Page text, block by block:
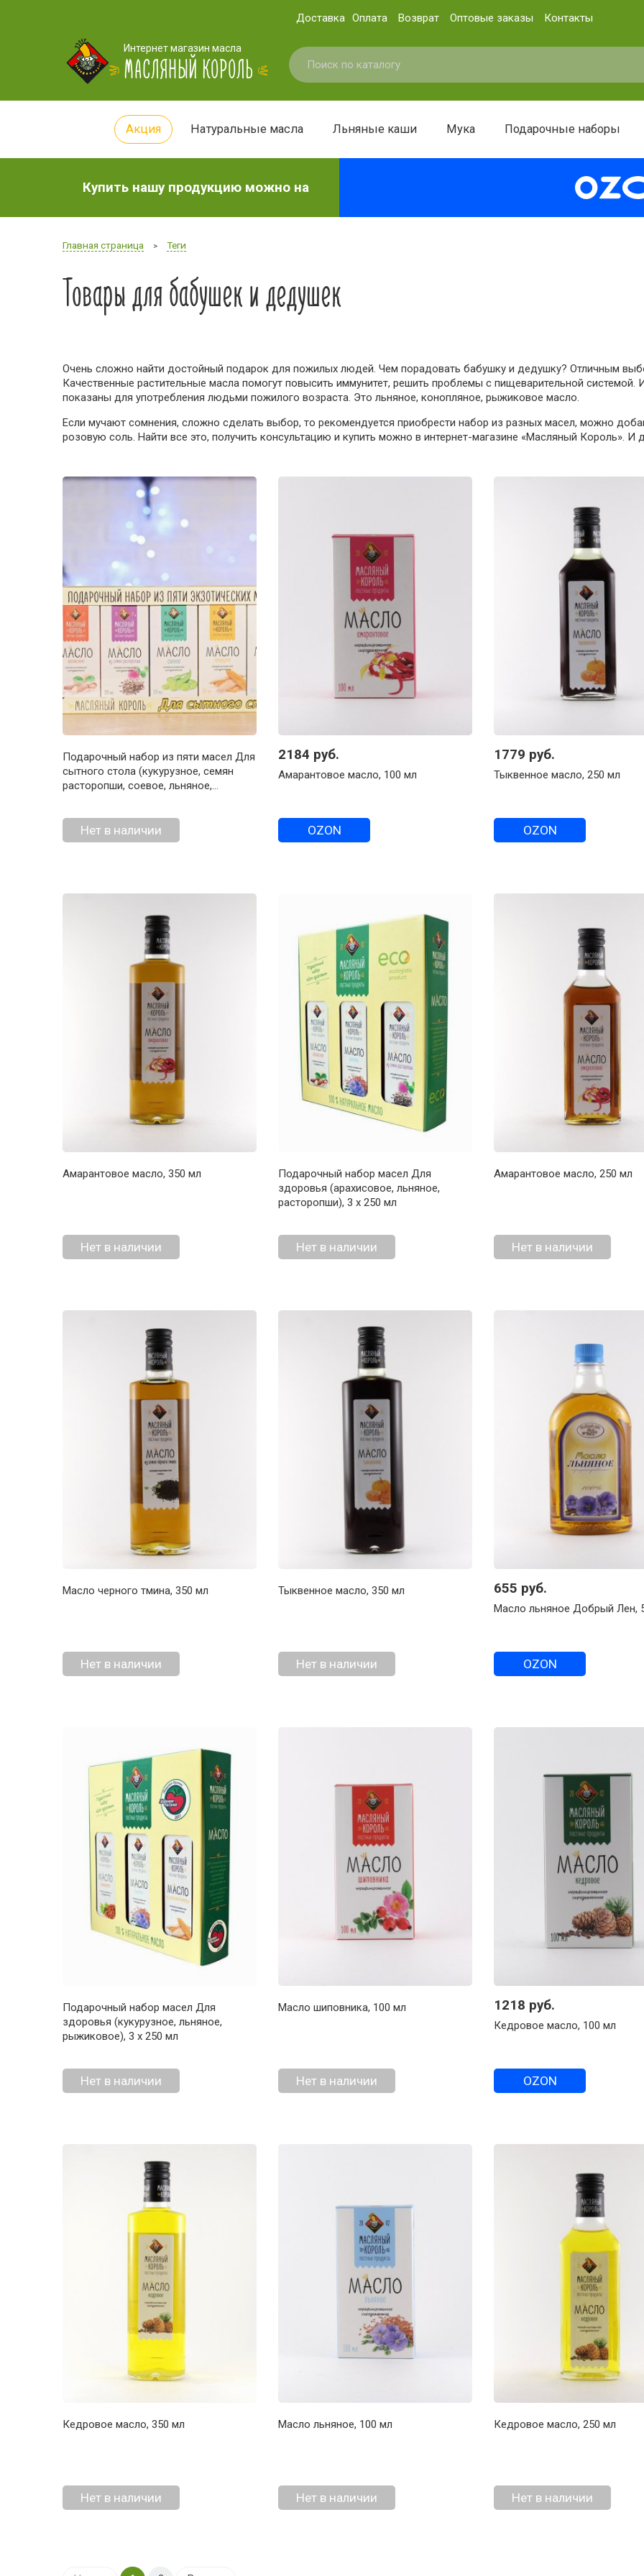
Доставка Оплата Возврат Оптовые заказы Контакты
Интернет магазин масла
МАСЛЯНЫЙ КОРОЛЬ
Акция Натуральные масла Льняные каши Мука Подарочные наборы
Купить нашу продукцию можно на
Главная страница > Теги
Товары для бабушек и дедушек
Очень сложно найти достойный подарок для пожилых людей. Чем порадовать бабушку и дедушку? Отличным
Качественные растительные масла помогут повысить иммунитет, решить проблемы с пищеварительной
показаны для употребления людьми пожилого возраста. Это льняное, конопляное, рыжиковое масло.
Если мучают сомнения, сложно сделать выбор, то рекомендуется приобрести набор из разных масел, можно
розовую соль. Найти все это, получить консультацию и купить можно в интернет-магазине «Масляный Король».
Подарочный набор из пяти масел Для
сытного стола (кукурузное, семян
расторопши, соевое, льняное,
Нет в наличии
2184 руб.
Амарантовое масло, 100 мл
OZON
1779 руб.
Тыквенное масло, 250 мл
OZON
Амарантовое масло, 350 мл
Нет в наличии
Подарочный набор масел Для
здоровья (арахисовое, льняное,
расторопши), 3 х 250 мл
Нет в наличии
Амарантовое масло, 250 мл
Нет в наличии
Масло черного тмина, 350 мл
Нет в наличии
Тыквенное масло, 350 мл
Нет в наличии
655 руб.
Масло льняное Добрый Лен,
OZON
Подарочный набор масел Для
здоровья (кукурузное, льняное,
рыжиковое), 3 х 250 мл
Нет в наличии
Масло шиповника, 100 мл
Нет в наличии
1218 руб.
Кедровое масло, 100 мл
OZON
Кедровое масло, 350 мл
Нет в наличии
Масло льняное, 100 мл
Нет в наличии
Кедровое масло, 250 мл
Нет в наличии